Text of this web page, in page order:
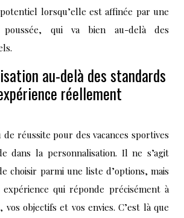
lorsqu’elle est affinée par une
poussée, qui va bien au-delà des
au-delà des standards
réellement
réussite pour des vacances sportives
dans la personnalisation. Il ne s’agit
choisir parmi une liste d’options, mais
qui réponde précisément à
objectifs et vos envies. C’est là que